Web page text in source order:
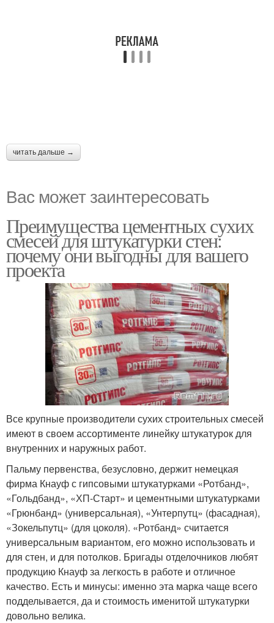
читать дальше →
Вас может заинтересовать
Преимущества цементных сухих
смесей для штукатурки стен:
почему они выгодны для вашего
проекта
Все крупные производители сухих строительных смесей
имеют в своем ассортименте линейку штукатурок для
внутренних и наружных работ.
Пальму первенства, безусловно, держит немецкая
фирма Кнауф с гипсовыми штукатурками «Ротбанд»,
«Гольдбанд», «ХП-Старт» и цементными штукатурками
«Грюнбанд» (универсальная), «Унтерпутц» (фасадная),
«Зокельпутц» (для цоколя). «Ротбанд» считается
универсальным вариантом, его можно использовать и
для стен, и для потолков. Бригады отделочников любят
продукцию Кнауф за легкость в работе и отличное
качество. Есть и минусы: именно эта марка чаще всего
подделывается, да и стоимость именитой штукатурки
довольно велика.